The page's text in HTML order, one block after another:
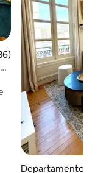
promedio: 4,93 de
Departamento en